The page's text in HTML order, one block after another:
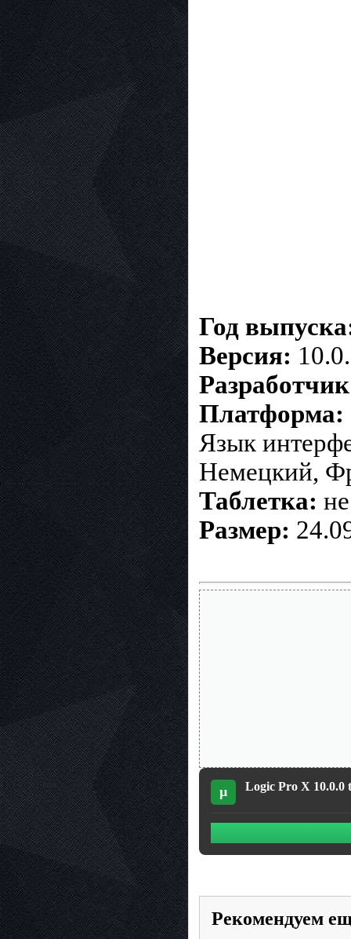
Год
Версия:
Платформа:
Язык
Немецкий,
Таблетка:
Размер:
µ Logic Pro X 10.0.0
Рекомендуем